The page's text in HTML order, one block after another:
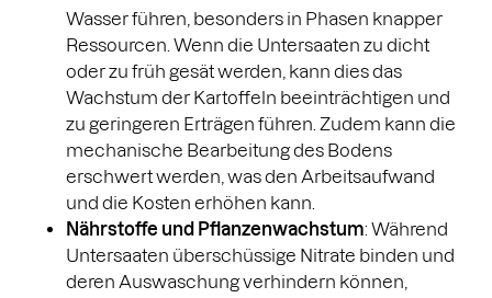
Wasser führen, besonders in Phasen knapper
Ressourcen. Wenn die Untersaaten zu dicht
oder zu früh gesät werden, kann dies das
Wachstum der Kartoffeln beeinträchtigen und
zu geringeren Erträgen führen. Zudem kann die
mechanische Bearbeitung des Bodens
erschwert werden, was den Arbeitsaufwand
und die Kosten erhöhen kann.
Nährstoffe und Pflanzenwachstum: Während
Untersaaten überschüssige Nitrate binden und
deren Auswaschung verhindern können,